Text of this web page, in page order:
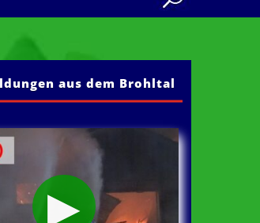
Senden Sie ihre
aus dem Brohltal